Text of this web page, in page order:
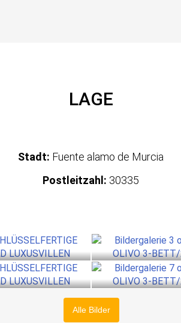
LAGE
Stadt: Fuente alamo de Murcia
Postleitzahl: 30335
Alle Bilder